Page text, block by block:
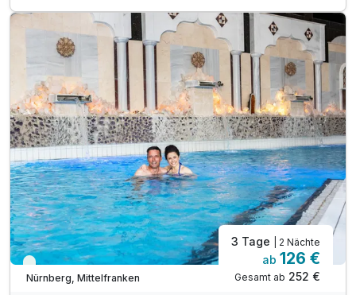
1 x Glas fränkischer Hauswein (rot/weiß) zum Essen
inkl. Nutzung Fitnessbereichs Mercurialis Gym
inkl. Nutzung im kleinen, aber feinen Poolbereich
inkl. Leih-Bademantel und Saunatuch
inkl. WLAN
Viele Termine frei
Nürnberg, Mittelfranken
3 Tage | 2 Nächte
ab 126 €
Gesamt ab 252 €